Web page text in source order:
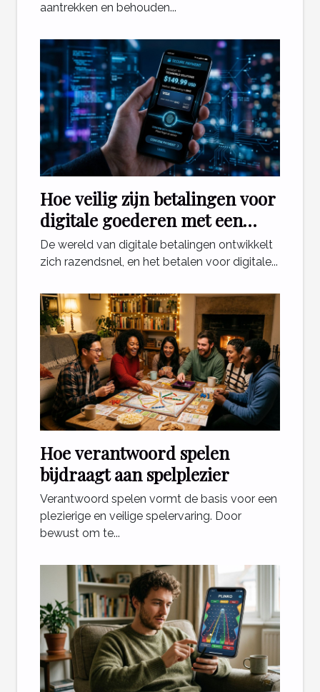
aantrekken en behouden...
Hoe veilig zijn betalingen voor
digitale goederen met een
telefoonabonnement?
De wereld van digitale betalingen ontwikkelt
zich razendsnel, en het betalen voor digitale...
Hoe verantwoord spelen
bijdraagt aan spelplezier
Verantwoord spelen vormt de basis voor een
plezierige en veilige spelervaring. Door
bewust om te...